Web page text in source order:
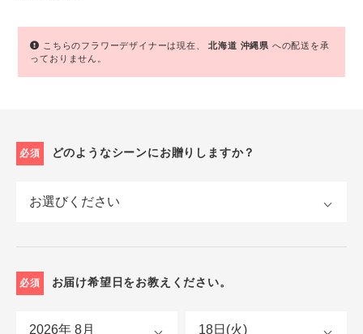
こちらのフラワーデザイナーは現在、北海道 沖縄県 への配送を承
っておりません。
必須 どのようなシーンにお贈りしますか？
必須 お届け希望日をお教えください。